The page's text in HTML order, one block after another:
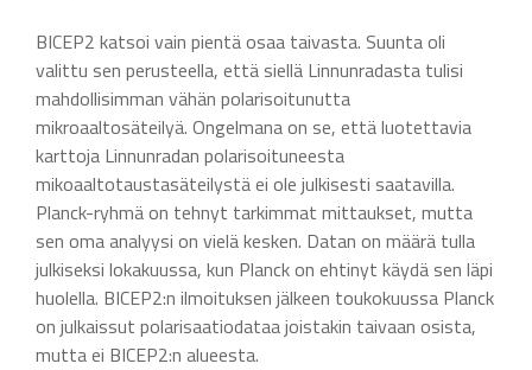
BICEP2 katsoi vain pientä osaa taivasta. Suunta oli
valittu sen perusteella, että siellä Linnunradasta tulisi
mahdollisimman vähän polarisoitunutta
mikroaaltosäteilyä. Ongelmana on se, että luotettavia
karttoja Linnunradan polarisoituneesta
mikoaaltotaustasäteilystä ei ole julkisesti saatavilla.
Planck-ryhmä on tehnyt tarkimmat mittaukset, mutta
sen oma analyysi on vielä kesken. Datan on määrä tulla
julkiseksi lokakuussa, kun Planck on ehtinyt käydä sen läpi
huolella. BICEP2:n ilmoituksen jälkeen toukokuussa Planck
on julkaissut polarisaatiodataa joistakin taivaan osista,
mutta ei BICEP2:n alueesta.